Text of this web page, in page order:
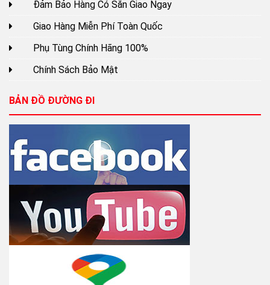
Đảm Bảo Hàng Có Sẵn Giao Ngay
Giao Hàng Miễn Phí Toàn Quốc
Phụ Tùng Chính Hãng 100%
Chính Sách Bảo Mật
BẢN ĐỒ ĐƯỜNG ĐI